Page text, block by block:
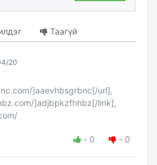
Таагүй
20
]aaevhbsgrbnc[/url],
]adjbpkzfhhbz[/link],
- 0 - 0